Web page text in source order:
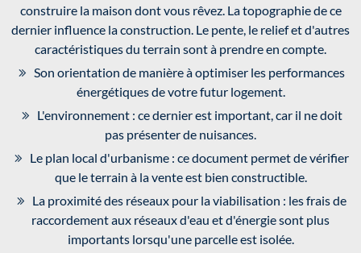
construire la maison dont vous rêvez. La topographie de ce
dernier influence la construction. Le pente, le relief et d'autres
caractéristiques du terrain sont à prendre en compte.
Son orientation de manière à optimiser les performances
énergétiques de votre futur logement.
L'environnement : ce dernier est important, car il ne doit
pas présenter de nuisances.
Le plan local d'urbanisme : ce document permet de vérifier
que le terrain à la vente est bien constructible.
La proximité des réseaux pour la viabilisation : les frais de
raccordement aux réseaux d'eau et d'énergie sont plus
importants lorsqu'une parcelle est isolée.